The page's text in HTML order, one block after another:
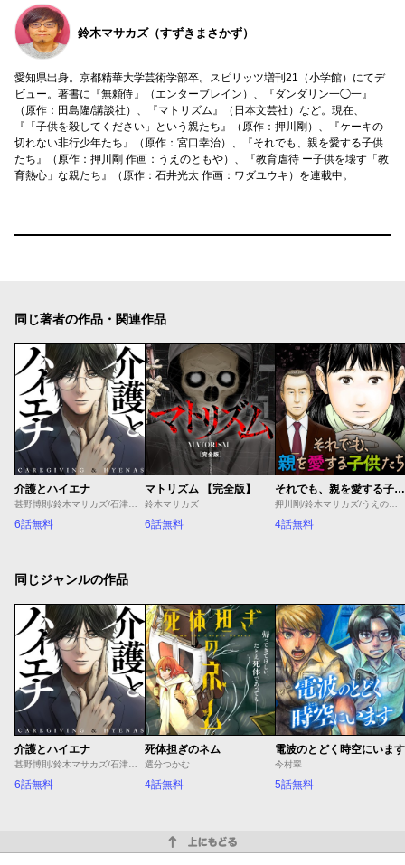
鈴木マサカズ（すずきまさかず）
愛知県出身。京都精華大学芸術学部卒。スピリッツ増刊21（小学館）にてデ
ビュー。著書に『無頼侍』（エンターブレイン）、『ダンダリン一◯一』
（原作：田島隆/講談社）、『マトリズム』（日本文芸社）など。現在、
『「子供を殺してください」という親たち』（原作：押川剛）、『ケーキの
切れない非行少年たち』（原作：宮口幸治）、『それでも、親を愛する子供
たち』（原作：押川剛 作画：うえのともや）、『教育虐待 ー子供を壊す「教
育熱心」な親たち』（原作：石井光太 作画：ワダユウキ）を連載中。
同じ著者の作品・関連作品
介護とハイエナ
甚野博則/鈴木マサカズ/石津のぞみ
6話無料
マトリズム 【完全版】
鈴木マサカズ
6話無料
それでも、親を愛する子供たち
押川剛/鈴木マサカズ/うえのともや
4話無料
同じジャンルの作品
介護とハイエナ
甚野博則/鈴木マサカズ/石津のぞみ
6話無料
死体担ぎのネム
選分つかむ
4話無料
電波のとどく時空にいます
今村翠
5話無料